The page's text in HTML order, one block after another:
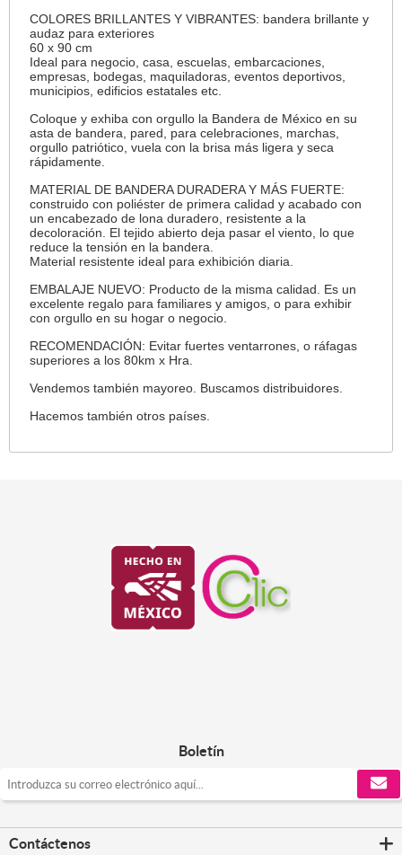
COLORES BRILLANTES Y VIBRANTES: bandera brillante y
audaz para exteriores
60 x 90 cm
Ideal para negocio, casa, escuelas, embarcaciones,
empresas, bodegas, maquiladoras, eventos deportivos,
municipios, edificios estatales etc.
Coloque y exhiba con orgullo la Bandera de México en su
asta de bandera, pared, para celebraciones, marchas,
orgullo patriótico, vuela con la brisa más ligera y seca
rápidamente.
MATERIAL DE BANDERA DURADERA Y MÁS FUERTE:
construido con poliéster de primera calidad y acabado con
un encabezado de lona duradero, resistente a la
decoloración. El tejido abierto deja pasar el viento, lo que
reduce la tensión en la bandera.
Material resistente ideal para exhibición diaria.
EMBALAJE NUEVO: Producto de la misma calidad. Es un
excelente regalo para familiares y amigos, o para exhibir
con orgullo en su hogar o negocio.
RECOMENDACIÓN: Evitar fuertes ventarrones, o ráfagas
superiores a los 80km x Hra.
Vendemos también mayoreo. Buscamos distribuidores.
Hacemos también otros países.
Boletín
Contáctenos